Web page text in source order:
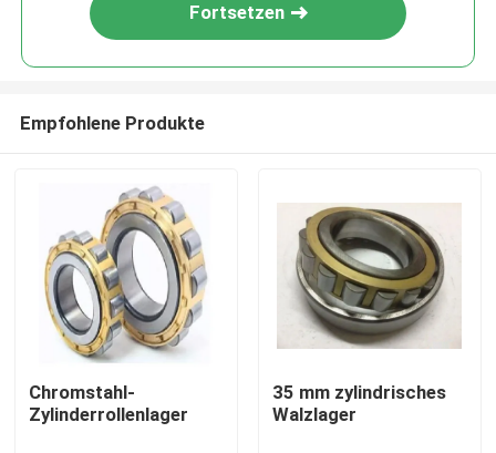
Fortsetzen
Empfohlene Produkte
Chromstahl-
Zylinderrollenlager
35 mm zylindrisches
Walzlager